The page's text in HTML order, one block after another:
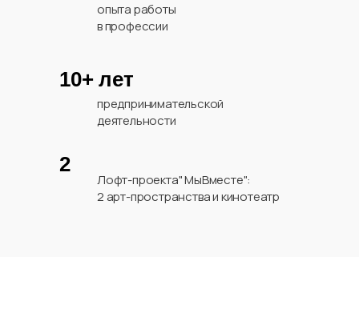
опыта работы
в профессии
предпринимательской
деятельности
Лофт-проекта" МыВместе":
2 арт-пространства и кинотеатр
10+ лет
2